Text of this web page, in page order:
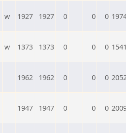
w 1927 1927 0 0 0
w 1373 1373 0 0 0
1962 1962 0 0 0
1947 1947 0 0 0